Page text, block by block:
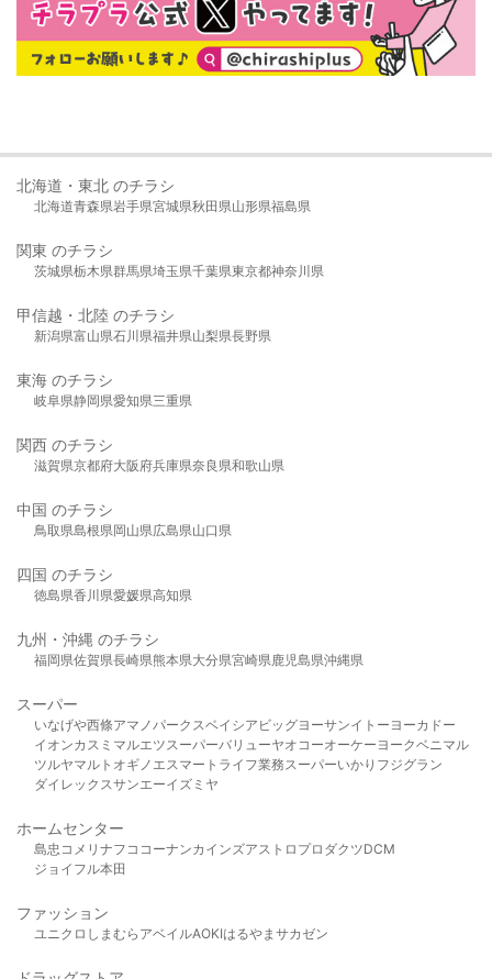
北海道・東北 のチラシ
北海道青森県岩手県宮城県秋田県山形県福島県
関東 のチラシ
茨城県栃木県群馬県埼玉県千葉県東京都神奈川県
甲信越・北陸 のチラシ
新潟県富山県石川県福井県山梨県長野県
東海 のチラシ
岐阜県静岡県愛知県三重県
関西 のチラシ
滋賀県京都府大阪府兵庫県奈良県和歌山県
中国 のチラシ
鳥取県島根県岡山県広島県山口県
四国 のチラシ
徳島県香川県愛媛県高知県
九州・沖縄 のチラシ
福岡県佐賀県長崎県熊本県大分県宮崎県鹿児島県沖縄県
スーパー
いなげや西條アマノパークスベイシア ビッグヨーサンイトーヨーカドー
イオンカスミ マルエツスーパーバリューヤオコーオーケー ヨークベニマル
ツルヤマルト オギノ エスマート ライフ業務スーパーいかり フジグラン
ダイレックスサンエーイズミヤ
ホームセンター
島忠 コメリ ナフコ コーナンカインズアストロプロダクツDCM
ジョイフル本田
ファッション
ユニクロ しまむら アベイルAOKIはるやま サカゼン